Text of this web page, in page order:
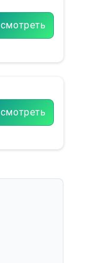
смотреть
смотреть